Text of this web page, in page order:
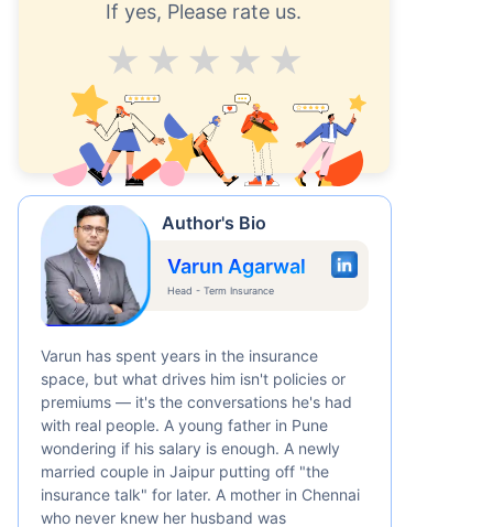
If yes, Please rate us.
Excellent
V.Good
Good
Average
Author's Bio
Varun Agarwal
Head - Term Insurance
Varun has spent years in the insurance
space, but what drives him isn't policies or
premiums — it's the conversations he's had
with real people. A young father in Pune
wondering if his salary is enough. A newly
married couple in Jaipur putting off "the
insurance talk" for later. A mother in Chennai
who never knew her husband was